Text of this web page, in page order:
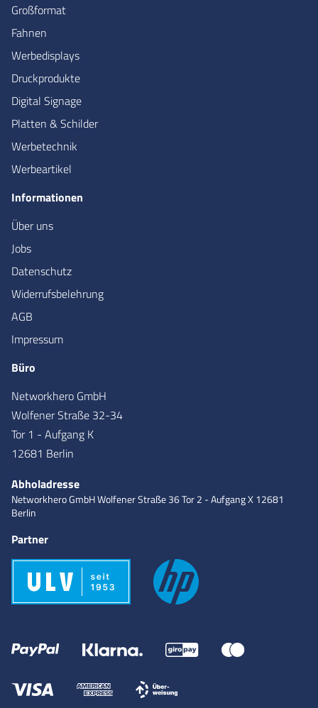
Großformat
Fahnen
Werbedisplays
Druckprodukte
Digital Signage
Platten & Schilder
Werbetechnik
Werbeartikel
Informationen
Über uns
Jobs
Datenschutz
Widerrufsbelehrung
AGB
Impressum
Büro
Networkhero GmbH
Wolfener Straße 32-34
Tor 1 - Aufgang K
12681 Berlin
Abholadresse
Networkhero GmbHWolfener Straße 36Tor 2 - Aufgang X12681
Berlin
Partner